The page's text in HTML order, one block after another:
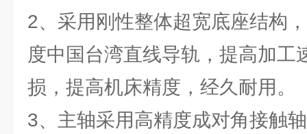
2、采用刚性整体超宽底座结构
度中国台湾直线导轨，提高加工
损，提高机床精度，经久耐用。
3、主轴采用高精度成对角接触